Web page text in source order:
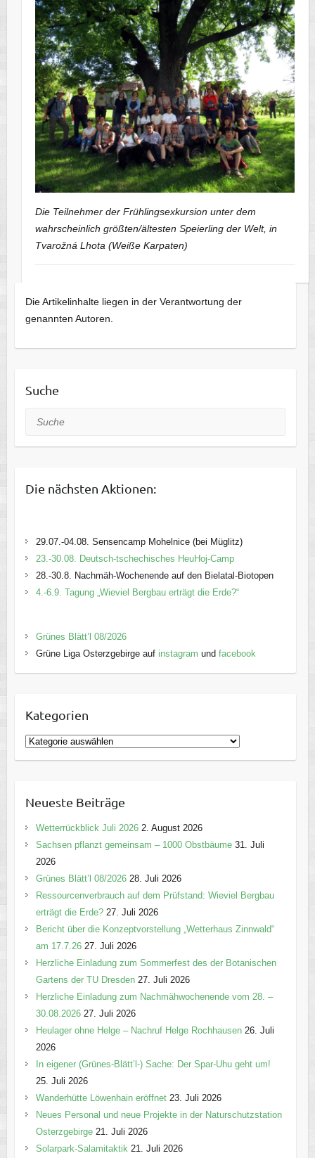
Die Teilnehmer der Frühlingsexkursion unter dem
wahrscheinlich größten/ältesten Speierling der Welt, in
Tvarožná Lhota (Weiße Karpaten)
Die Artikelinhalte liegen in der Verantwortung der
genannten Autoren.
Suche
Suche
Die nächsten Aktionen:
29.07.-04.08. Sensencamp Mohelnice (bei Müglitz)
23.-30.08. Deutsch-tschechisches HeuHoj-Camp
28.-30.8. Nachmäh-Wochenende auf den Bielatal-Biotopen
4.-6.9. Tagung „Wieviel Bergbau erträgt die Erde?“
Grünes Blätt’l 08/2026
Grüne Liga Osterzgebirge auf instagram und facebook
Kategorien
K
a
g
o
r
e
n
Neueste Beiträge
Wetterrückblick Juli 2026 2. August 2026
Sachsen pflanzt gemeinsam – 1000 Obstbäume 31. Juli
2026
Grünes Blätt’l 08/2026 28. Juli 2026
Ressourcenverbrauch auf dem Prüfstand: Wieviel Bergbau
erträgt die Erde? 27. Juli 2026
Bericht über die Konzeptvorstellung „Wetterhaus Zinnwald“
am 17.7.26 27. Juli 2026
Herzliche Einladung zum Sommerfest des der Botanischen
Gartens der TU Dresden 27. Juli 2026
Herzliche Einladung zum Nachmähwochenende vom 28. –
30.08.2026 27. Juli 2026
Heulager ohne Helge – Nachruf Helge Rochhausen 26. Juli
2026
In eigener (Grünes-Blätt’l-) Sache: Der Spar-Uhu geht um!
25. Juli 2026
Wanderhütte Löwenhain eröffnet 23. Juli 2026
Neues Personal und neue Projekte in der Naturschutzstation
Osterzgebirge 21. Juli 2026
Solarpark-Salamitaktik 21. Juli 2026